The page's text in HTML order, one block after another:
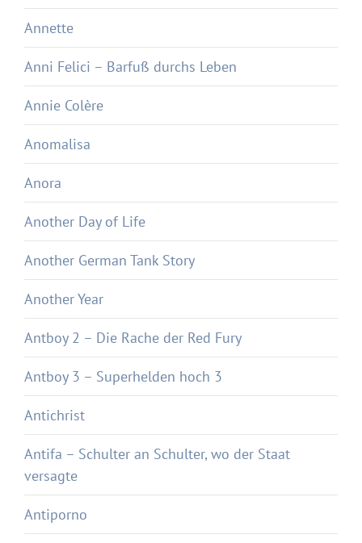
Annette
Anni Felici – Barfuß durchs Leben
Annie Colère
Anomalisa
Anora
Another Day of Life
Another German Tank Story
Another Year
Antboy 2 – Die Rache der Red Fury
Antboy 3 – Superhelden hoch 3
Antichrist
Antifa – Schulter an Schulter, wo der Staat
versagte
Antiporno